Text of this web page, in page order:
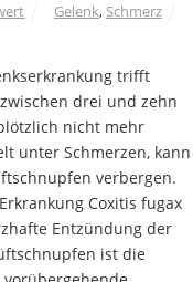
Gelenk, Schmerz
trifft
drei und zehn
nicht mehr
unter Schmerzen, kann
verbergen.
Coxitis fugax
Entzündung der
ist die